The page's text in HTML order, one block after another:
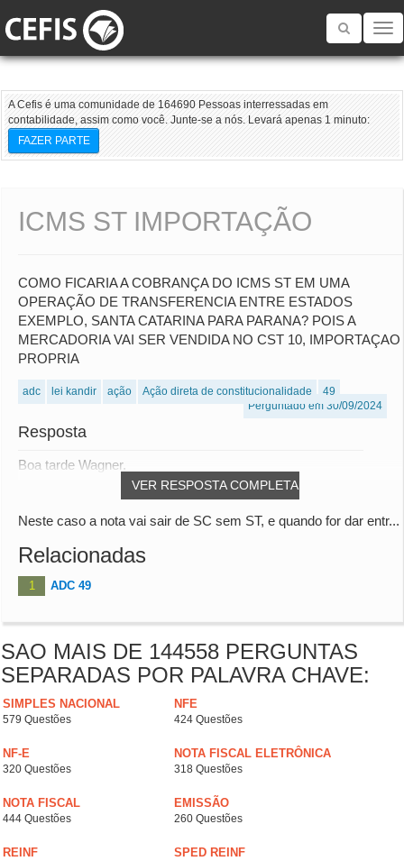
Toggle
A Cefis é uma comunidade de 164690 Pessoas interressadas em
contabilidade, assim como você. Junte-se a nós. Levará apenas 1 minuto:
FAZER PARTE
ICMS ST IMPORTAÇÃO
COMO FICARIA A COBRANÇA DO ICMS ST EM UMA
OPERAÇÃO DE TRANSFERENCIA ENTRE ESTADOS
EXEMPLO, SANTA CATARINA PARA PARANA? POIS A
MERCADORIA VAI SER VENDIDA NO CST 10, IMPORTAÇAO
PROPRIA
adc lei kandir ação Ação direta de constitucionalidade
49
Perguntado em 30/09/2024
Resposta
VER RESPOSTA COMPLETA
Boa tarde Wagner.
Neste caso a nota vai sair de SC sem ST, e quando for dar entr...
Relacionadas
1 ADC 49
SAO MAIS DE 144558 PERGUNTAS
SEPARADAS POR PALAVRA CHAVE:
SIMPLES NACIONAL
579 Questões
NFE
424 Questões
NF-E
320 Questões
NOTA FISCAL ELETRÔNICA
318 Questões
NOTA FISCAL
444 Questões
EMISSÃO
260 Questões
REINF SPED REINF